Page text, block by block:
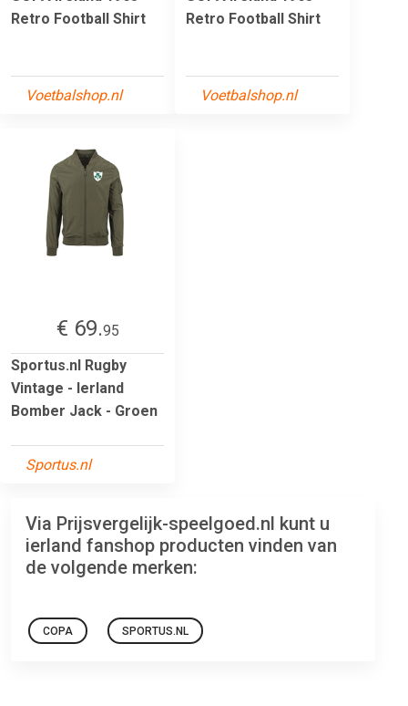
Retro Football Shirt
Voetbalshop.nl
Retro Football Shirt
Voetbalshop.nl
€ 69.95
Sportus.nl Rugby
Vintage - Ierland
Bomber Jack - Groen
Sportus.nl
Via Prijsvergelijk-speelgoed.nl kunt u
ierland fanshop producten vinden van
de volgende merken:
COPA SPORTUS.NL